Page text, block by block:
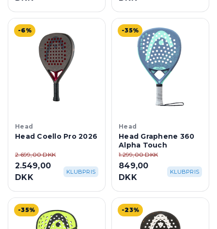
-6%
Head
Head Coello Pro 2026
2.699,00 DKK
2.549,00
DKK
KLUBPRIS
-35%
Head
Head Graphene 360
Alpha Touch
1.299,00 DKK
849,00
DKK
KLUBPRIS
-35% -23%